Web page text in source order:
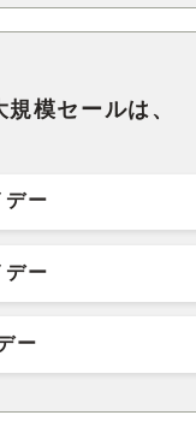
模セールは、
デー
デー
ー